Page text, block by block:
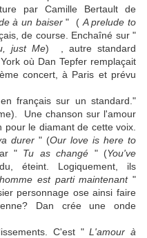
par Camille Bertault de
à un baiser" ( A prelude to
de course. Enchaîné sur "
just Me) , autre standard
où Dan Tepfer remplaçait
concert, à Paris et prévu
français sur un standard."
Une chanson sur l'amour
le diamant de cette voix.
durer " (Our love is here to
" Tu as changé " (You've
éteint. Logiquement, ils
est parti maintenant"
personnage ose ainsi faire
Dan crée une onde
C'est "L'amour à